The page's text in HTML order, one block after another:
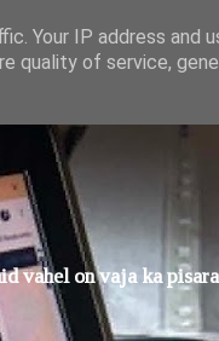
vahel on vaja ka
Your IP address and
quality of service,